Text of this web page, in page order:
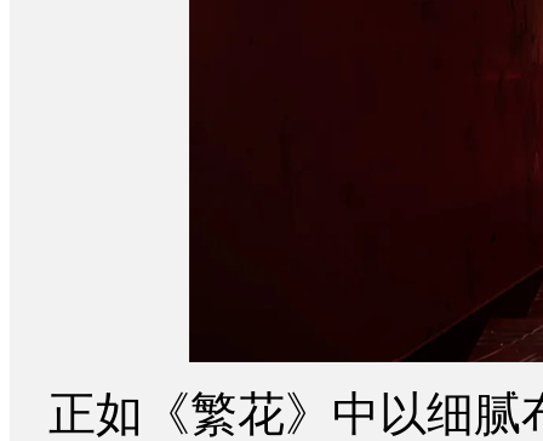
正如《繁花》中以细